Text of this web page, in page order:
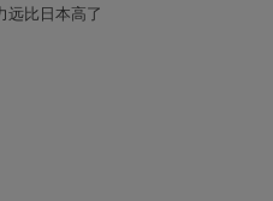
远比日本高了